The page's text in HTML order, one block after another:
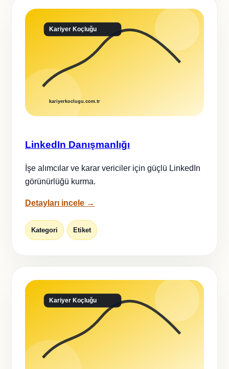
LinkedIn Danışmanlığı
İşe alımcılar ve karar vericiler için güçlü LinkedIn
görünürlüğü kurma.
Detayları incele →
Kategori Etiket